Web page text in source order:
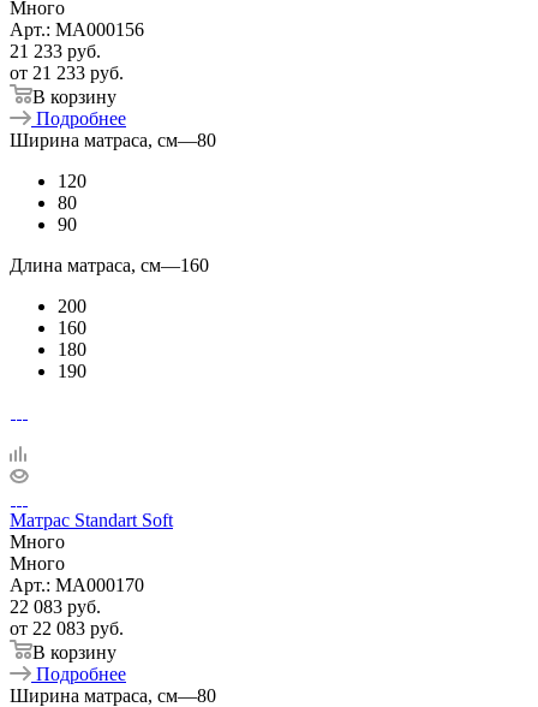
Много
Арт.: MA000156
21 233 руб.
от 21 233 руб.
В корзину
Подробнее
Ширина матраса, см—80
120
80
90
Длина матраса, см—160
200
160
180
190
Матрас Standart Soft
Много
Много
Арт.: MA000170
22 083 руб.
от 22 083 руб.
В корзину
Подробнее
Ширина матраса, см—80